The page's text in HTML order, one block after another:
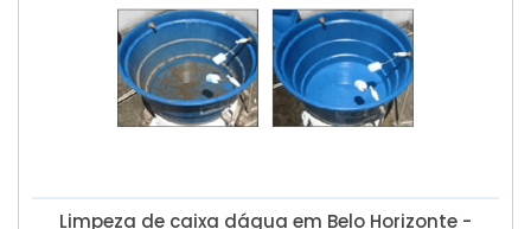
Limpeza de caixa dágua em Belo Horizonte -